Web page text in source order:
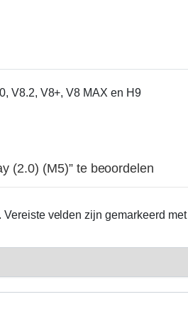
V8.2, V8+, V8 MAX en H9
(2.0) (M5)” te beoordelen
Vereiste velden zijn gemarkeerd met